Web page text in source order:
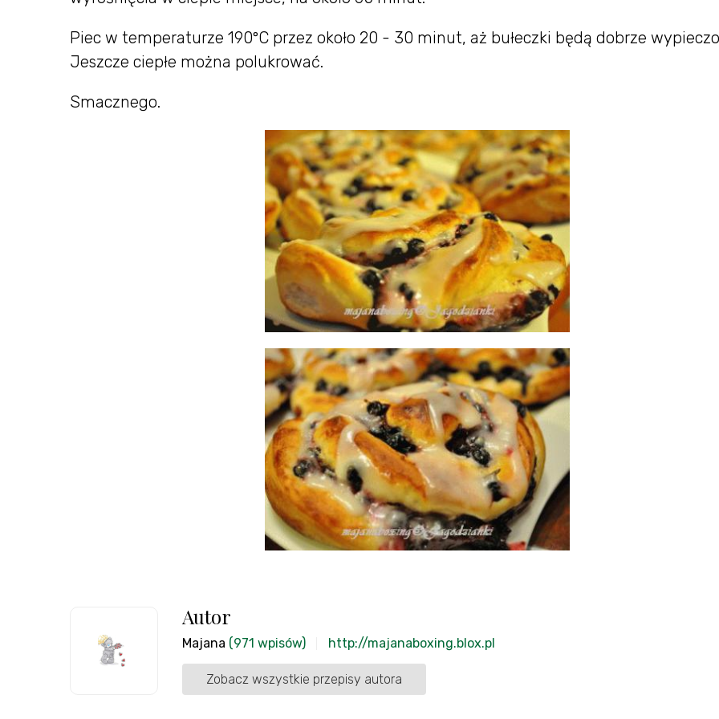
Piec w temperaturze 190ºC przez około 20 - 30 minut, aż bułeczki będą dobrze
Jeszcze ciepłe można polukrować.
Smacznego.
Autor
Majana (971 wpisów) http://majanaboxing.blox.pl
Zobacz wszystkie przepisy autora